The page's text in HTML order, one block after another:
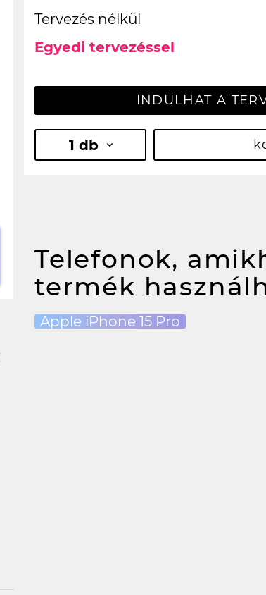
Tervezés nélkül
Egyedi tervezéssel
INDULHAT A
1 db
Telefonok,
termék
Apple iPhone 15 Pro